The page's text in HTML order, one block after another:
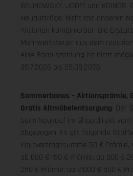
WILMOWSKY, JOOP! und
Neuaufträge. Nicht mit anderen
Aktionen kombinierbar. Die
Mehrwertsteuer aus dem
eine Barauszahlung ist nicht
30.7.2026 bis 25.08.2026
Sommerbonus – Aktionsprämie,
Gratis Altmöbelentsorgung: Der
beim Neukauf im Shop direkt
abgezogen. Es gilt folgende
Kaufvertragssumme 50 € Prämie,
ab 600 € 150 € Prämie, ab 800 €
250 € Prämie, ab 2.000 € 500 €